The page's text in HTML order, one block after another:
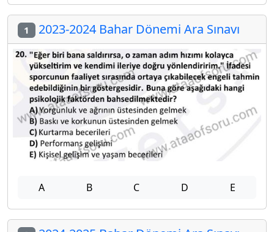
1 2023-2024 Bahar Dönemi Ara Sınavı
A B C D E